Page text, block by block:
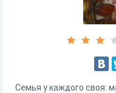
Семья у каждого своя: